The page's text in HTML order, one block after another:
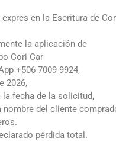
en la Escritura de
la aplicación de
Cori Car
+506-7009-9924,
2026,
la fecha de la solicitud,
del cliente
pérdida total.